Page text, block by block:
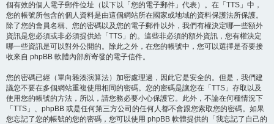
個有效的個人電子郵件位址（以下以「您的電子郵件」代表）。在「TTS」中，
您的帳號所包含的個人資料是由這個網站所在國家或地域的資料保護法所保護。
除了您的會員名稱、您的密碼以及您的電子郵件以外，我們有權決定哪一些額外
資訊是您必須或非必須提供給「TTS」的。這些非必須的額外資訊，您有權決定
哪一些資訊是可以對外公開的。除此之外，在您的帳號中，您可以選擇是否要接
收來自 phpBB 軟體內部所寄發的電子信件。
您的密碼已經（單向雜湊演算法）加密處理過，因此它是安全的。但是，我們建
議您不要在多個網站重複使用相同的密碼。您的密碼是讓您在「TTS」存取以及
使用您的帳號的方法，所以，請您務必要小心保護它。此外，不論在何種情況下
「TTS」、phpBB 或是任何第三方公司的任何人都不會跟您索取您的密碼。如果
您忘記了您的帳號的您的密碼，您可以使用 phpBB 軟體提供的「我忘記了自己的